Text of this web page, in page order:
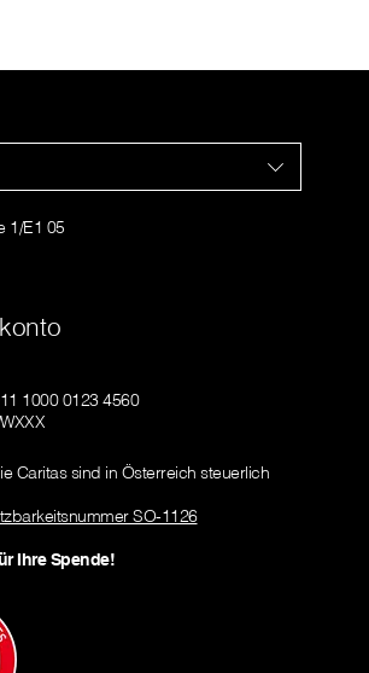
1/E1 05
1000 0123 4560
Caritas sind in Österreich steuerlich
SO-1126
Ihre Spende!